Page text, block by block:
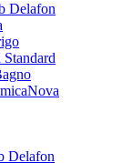
Delafon
Delafon